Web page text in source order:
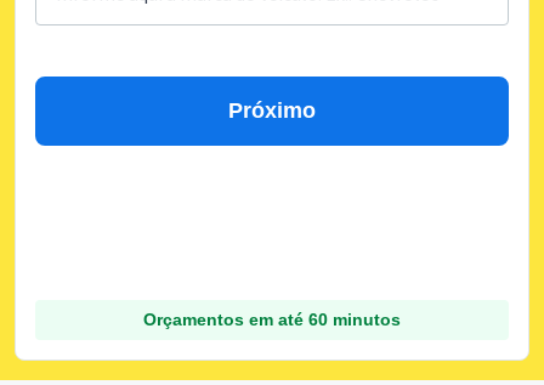
Próximo
Orçamentos em até 60 minutos